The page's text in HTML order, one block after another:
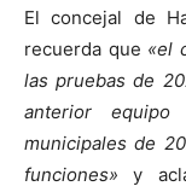
El concejal de
recuerda que «el
las pruebas de
anterior
municipales de
funciones»y